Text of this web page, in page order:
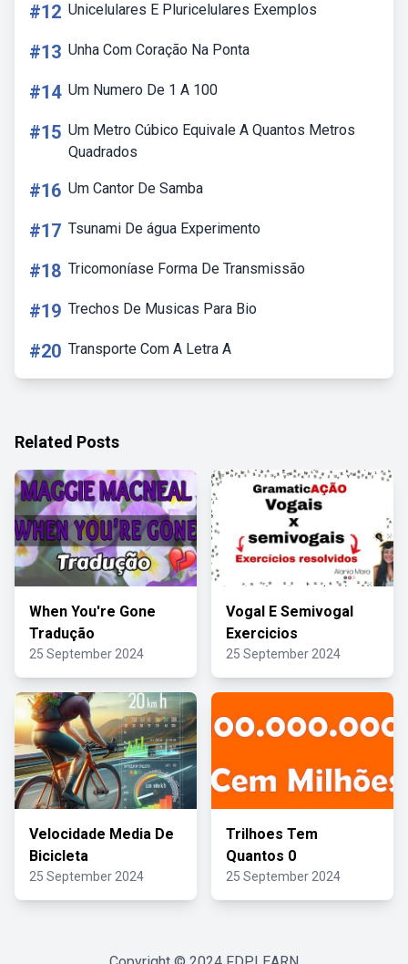
#12 Unicelulares E Pluricelulares Exemplos
#13 Unha Com Coração Na Ponta
#14 Um Numero De 1 A 100
#15 Um Metro Cúbico Equivale A Quantos Metros
Quadrados
#16 Um Cantor De Samba
#17 Tsunami De água Experimento
#18 Tricomoníase Forma De Transmissão
#19 Trechos De Musicas Para Bio
#20 Transporte Com A Letra A
Related Posts
When You're Gone
Tradução
25 September 2024
Vogal E Semivogal
Exercicios
25 September 2024
Velocidade Media De
Bicicleta
25 September 2024
Trilhoes Tem
Quantos 0
25 September 2024